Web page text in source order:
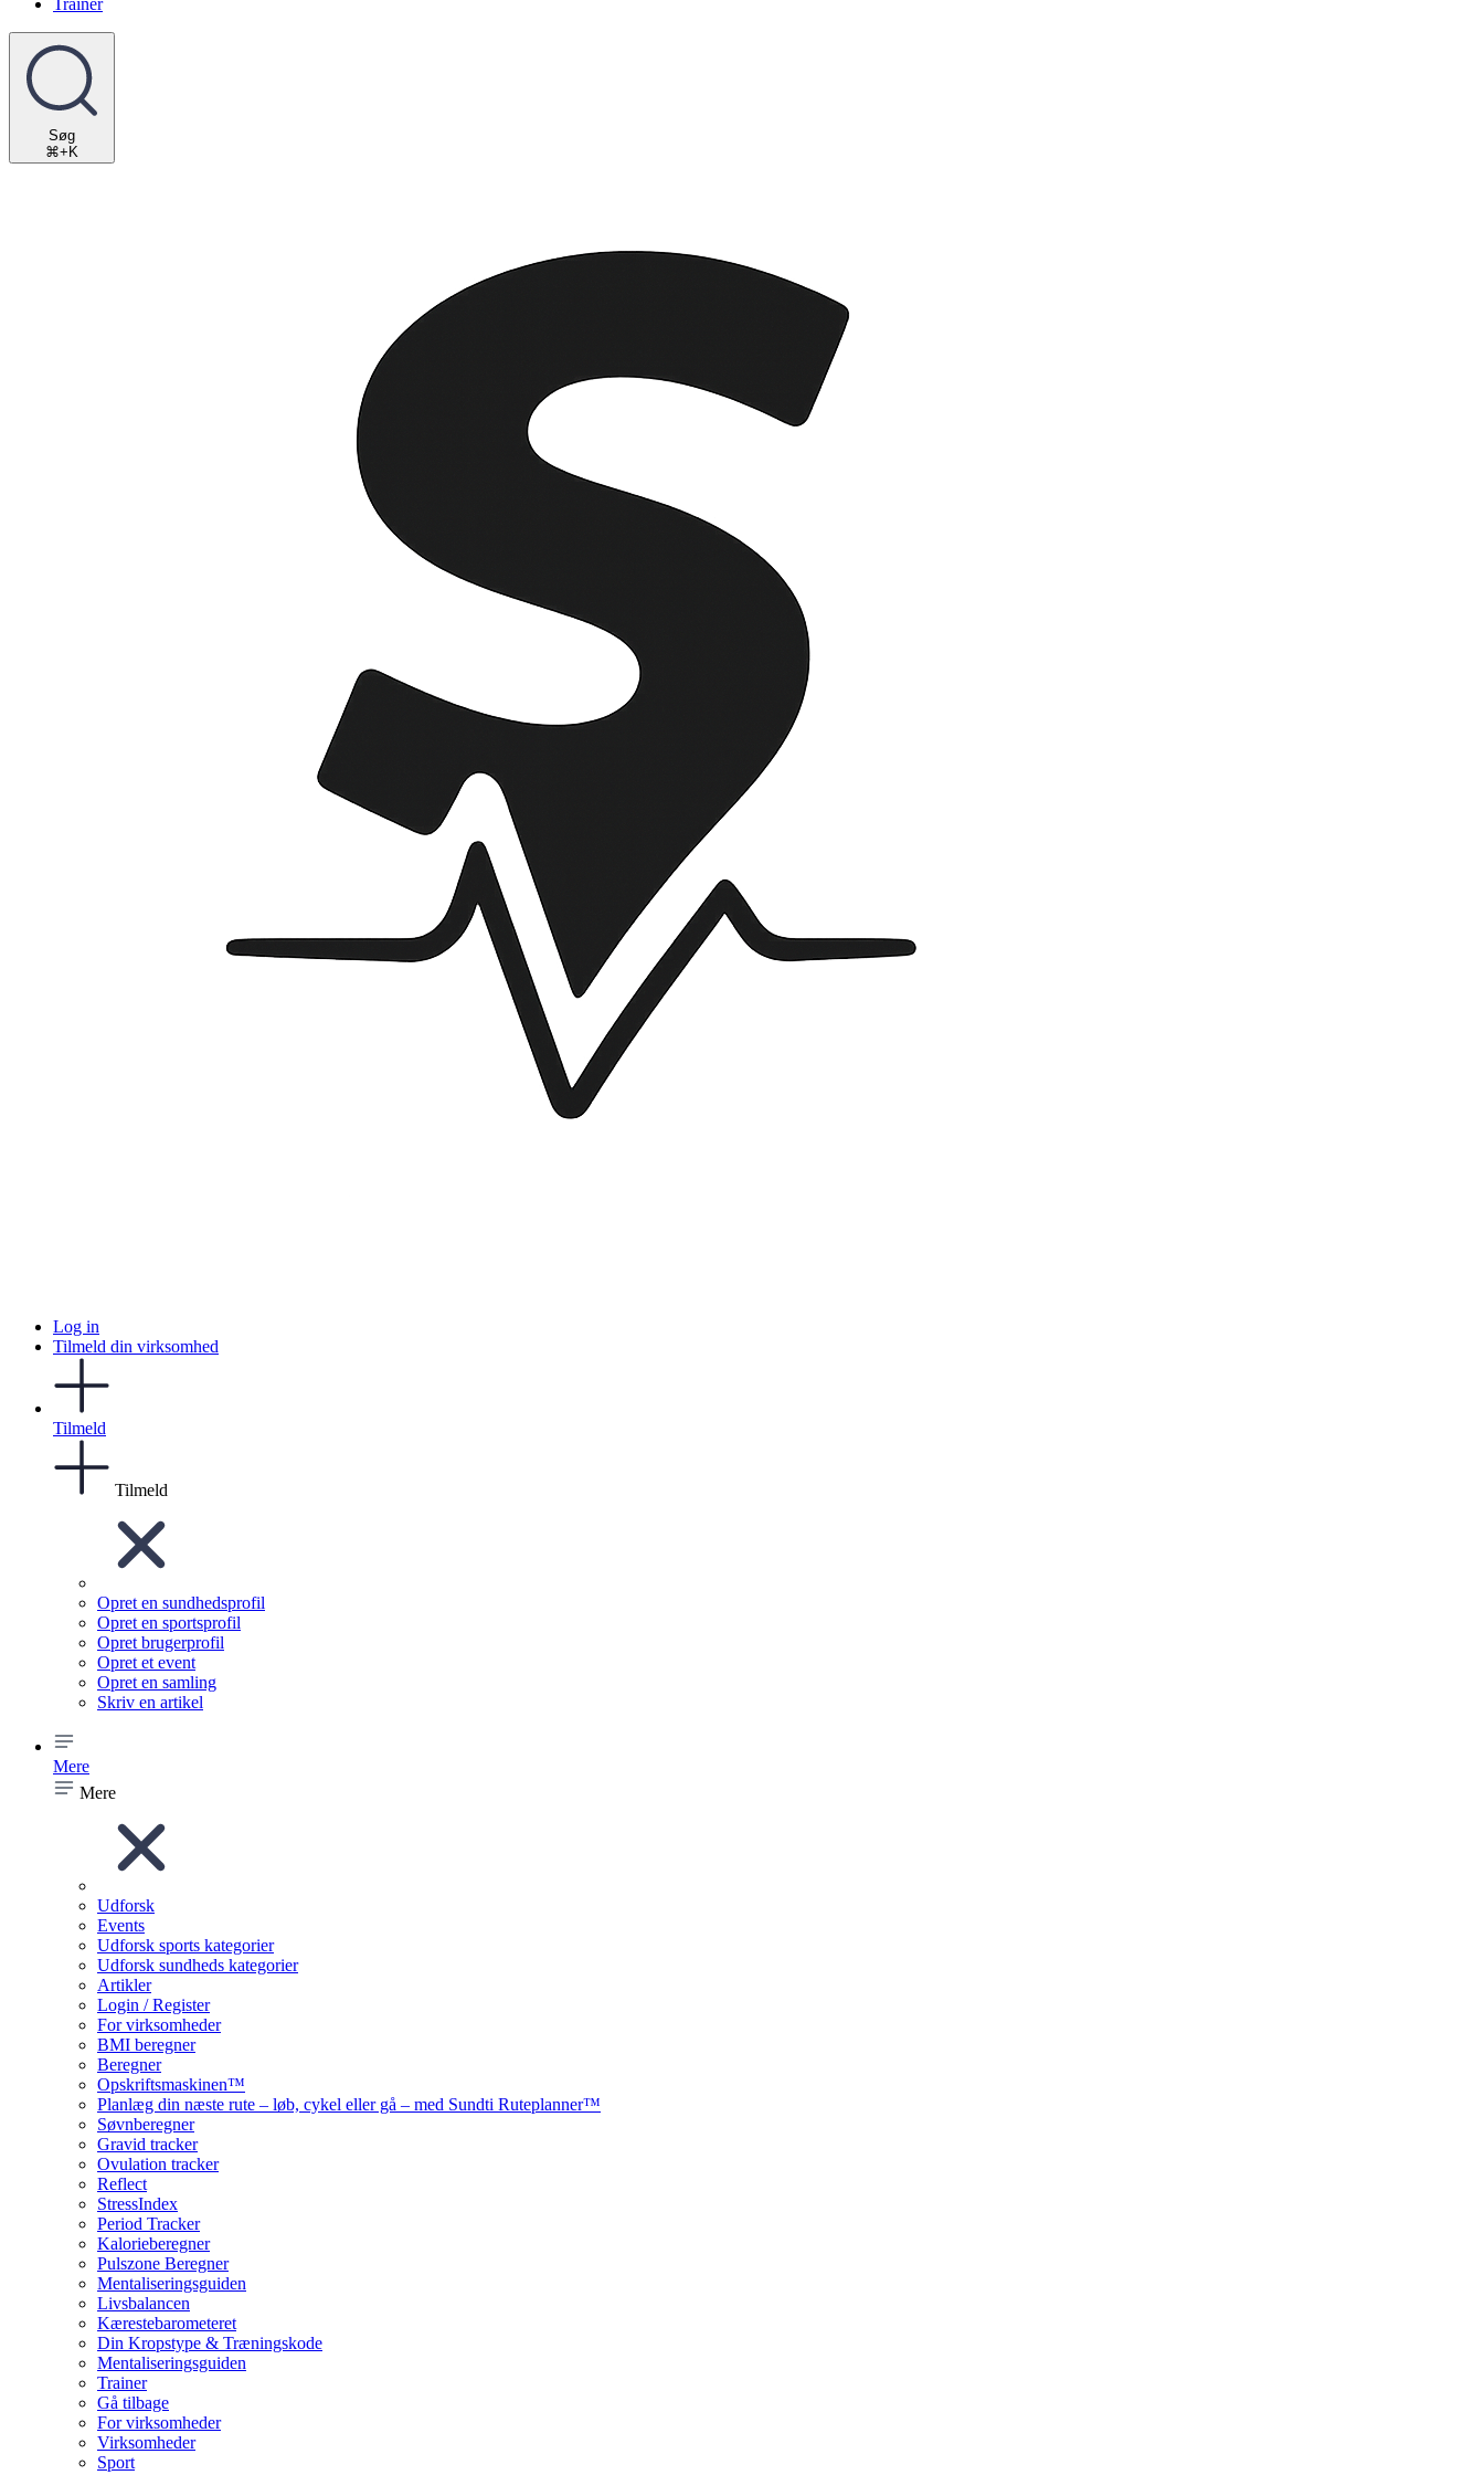
Trainer
Søg
⌘+K
Log in
Tilmeld din virksomhed
Tilmeld
Tilmeld
Opret en sundhedsprofil
Opret en sportsprofil
Opret brugerprofil
Opret et event
Opret en samling
Skriv en artikel
Mere
Mere
Udforsk
Events
Udforsk sports kategorier
Udforsk sundheds kategorier
Artikler
Login / Register
For virksomheder
BMI beregner
Beregner
Opskriftsmaskinen™
Planlæg din næste rute – løb, cykel eller gå – med Sundti Ruteplanner™
Søvnberegner
Gravid tracker
Ovulation tracker
Reflect
StressIndex
Period Tracker
Kalorieberegner
Pulszone Beregner
Mentaliseringsguiden
Livsbalancen
Kærestebarometeret
Din Kropstype & Træningskode
Mentaliseringsguiden
Trainer
Gå tilbage
For virksomheder
Virksomheder
Sport